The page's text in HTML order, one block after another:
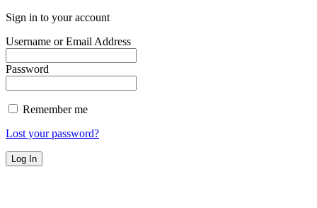
Sign in to your account
Username or Email Address
Password
Remember me
Lost your password?